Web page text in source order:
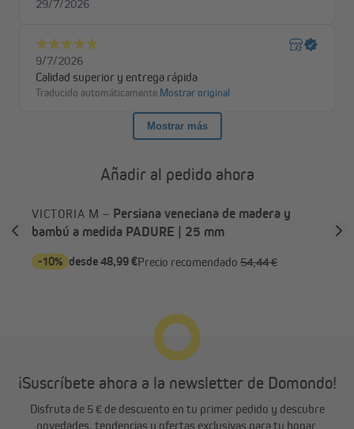
Para un toque clásico o bohemio, elige tonos más oscuros:
sofisticado.
En definitiva, las persianas venecianas de madera o bambú son
mucho más que un simple recubrimiento de ventana: son
profundamente elegantes.
Añadir al pedido ahora
VICTORIA M – Persiana veneciana de madera y
bambú a medida PADURE | 25 mm
-10% desde 48,99 €Precio recomendado 54,44 €
¡Suscríbete ahora a la newsletter de Domondo!
Disfruta de 5 € de descuento en tu primer pedido y descubre
novedades, tendencias y ofertas exclusivas para tu hogar.